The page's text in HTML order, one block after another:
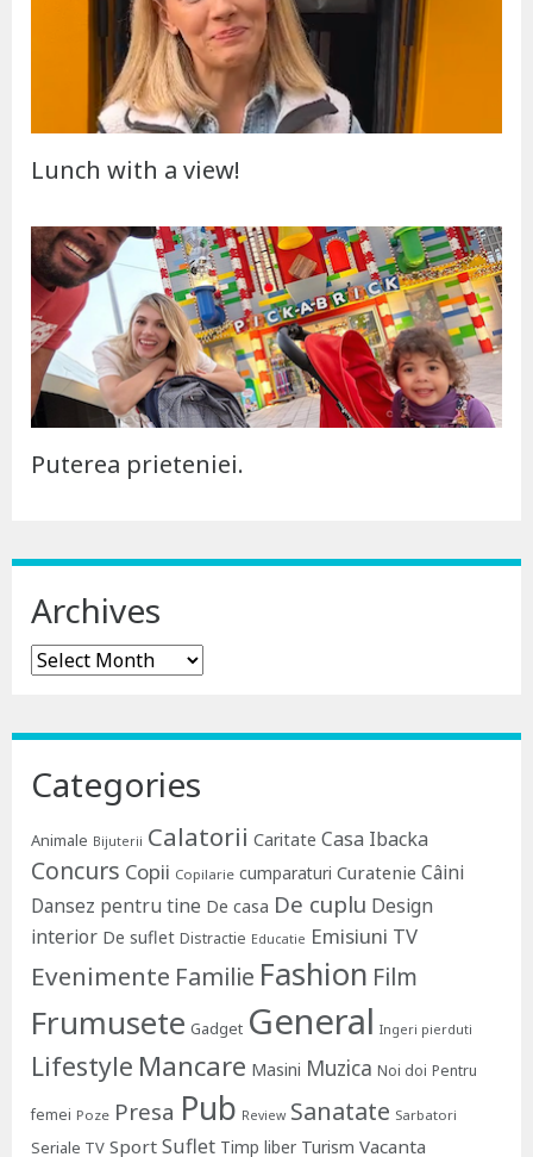
Lunch with a view!
Puterea prieteniei.
Archives
Archives
Categories
Animale Bijuterii Calatorii Caritate Casa Ibacka
Concurs Copii Copilarie cumparaturi Curatenie Câini
Dansez pentru tine De casa De cuplu Design
interior De suflet Distractie Educatie Emisiuni TV
Evenimente Familie Fashion Film
Frumusete Gadget General Ingeri pierduti
Lifestyle Mancare Masini Muzica Noi doi Pentru
femei Poze Presa Pub Review Sanatate Sarbatori
Seriale TV Sport Suflet Timp liber Turism Vacanta